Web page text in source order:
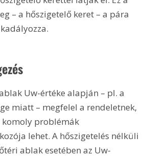
– a hőszigetelő keret – a pára
Uw-értéke alapján – pl. a
miatt – megfelel a rendeletnek,
problémák
lehet. A hőszigetelés nélküli
ablak esetében az Uw-